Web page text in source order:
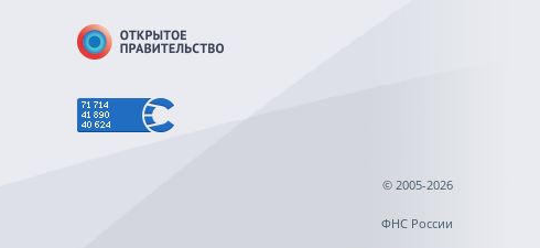
© 2005-2026
ФНС России